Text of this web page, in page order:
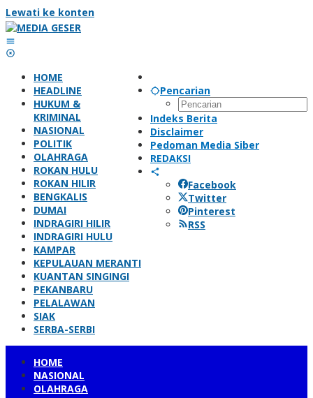
Lewati ke konten
Pencarian
Indeks Berita
Disclaimer
Pedoman Media Siber
REDAKSI
Facebook
Twitter
Pinterest
RSS
HOME
HEADLINE
HUKUM &
KRIMINAL
NASIONAL
POLITIK
OLAHRAGA
ROKAN HULU
ROKAN HILIR
BENGKALIS
DUMAI
INDRAGIRI HILIR
INDRAGIRI HULU
KAMPAR
KEPULAUAN MERANTI
KUANTAN SINGINGI
PEKANBARU
PELALAWAN
SIAK
SERBA-SERBI
HOME
NASIONAL
OLAHRAGA